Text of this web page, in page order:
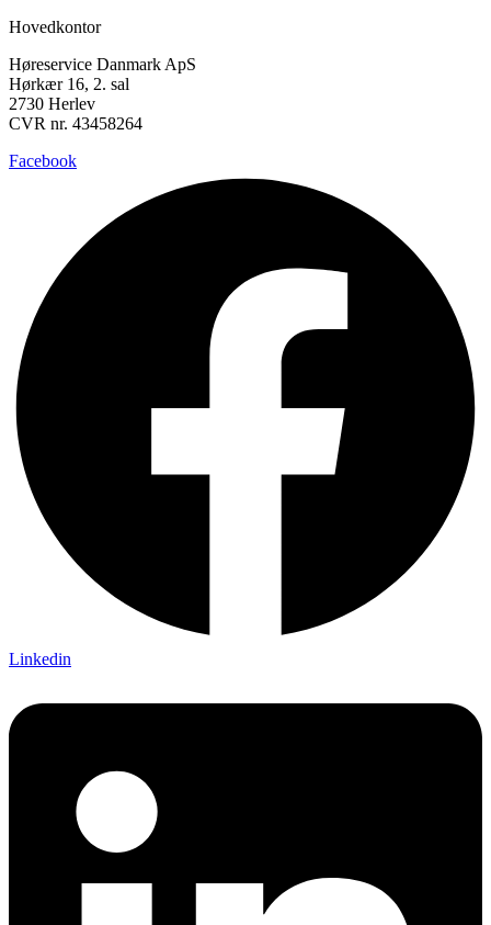
Hovedkontor
Høreservice Danmark ApS
Hørkær 16, 2. sal
2730 Herlev
CVR nr. 43458264
Facebook
Linkedin